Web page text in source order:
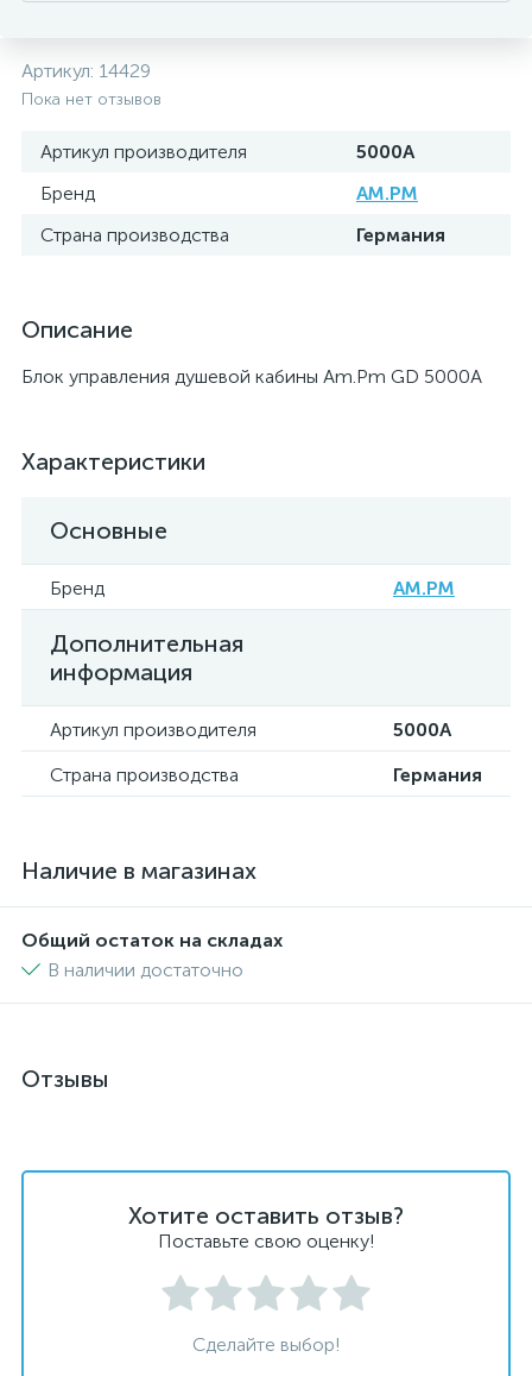
Артикул: 14429
Пока нет отзывов
Артикул производителя
5000A
Бренд
AM.PM
Страна производства
Германия
Описание
Блок управления душевой кабины Am.Pm GD 5000A
Характеристики
Основные
Бренд AM.PM
Дополнительная
информация
Артикул производителя
5000A
Страна производства
Германия
Наличие в магазинах
Общий остаток на складах
В наличии достаточно
Отзывы
Хотите оставить отзыв?
Поставьте свою оценку!
Сделайте выбор!